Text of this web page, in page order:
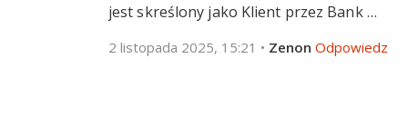
jest skreślony jako Klient przez Bank …
2 listopada 2025, 15:21 • Zenon Odpowiedz